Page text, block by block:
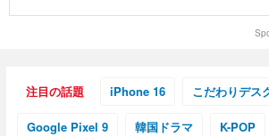
注目の話題 iPhone 16 こだわりデス
Google Pixel 9 韓国ドラマ K-POP